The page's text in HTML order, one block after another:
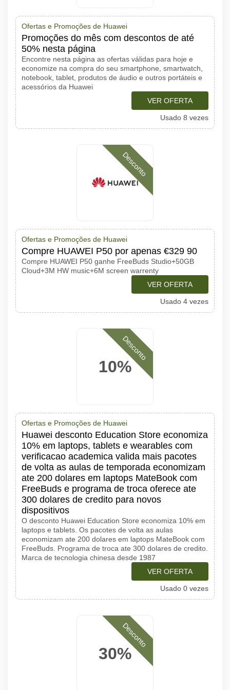
Ofertas e Promoções de Huawei
Promoções do mês com descontos de até
50% nesta página
Encontre nesta página as ofertas válidas para hoje e
economize na compra do seu smartphone, smartwatch,
notebook, tablet, produtos de áudio e outros portáteis e
acessórios da Huawei
VER OFERTA
Usado 8 vezes
Desconto
Ofertas e Promoções de Huawei
Compre HUAWEI P50 por apenas €329 90
Compre HUAWEI P50 ganhe FreeBuds Studio+50GB
Cloud+3M HW music+6M screen warrenty
VER OFERTA
Usado 4 vezes
10%
Desconto
Ofertas e Promoções de Huawei
Huawei desconto Education Store economiza
10% em laptops, tablets e wearables com
verificacao academica valida mais pacotes
de volta as aulas de temporada economizam
ate 200 dolares em laptops MateBook com
FreeBuds e programa de troca oferece ate
300 dolares de credito para novos
dispositivos
O desconto Huawei Education Store economiza 10% em
laptops e tablets. Os pacotes de volta as aulas
economizam ate 200 dolares em laptops MateBook com
FreeBuds. Programa de troca ate 300 dolares de credito.
Marca de tecnologia chinesa desde 1987
VER OFERTA
Usado 0 vezes
30%
Desconto